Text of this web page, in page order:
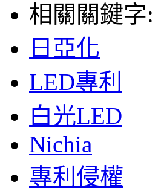
相關關鍵字:
日亞化
LED專利
白光LED
Nichia
專利侵權